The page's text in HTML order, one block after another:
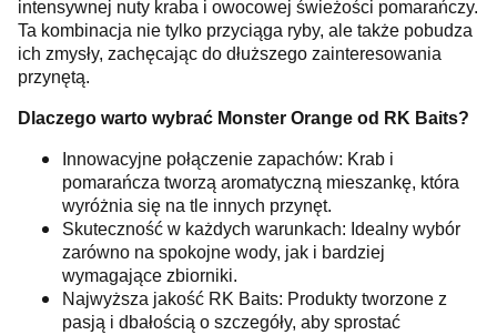
intensywnej nuty kraba i owocowej świeżości pomarańczy.
Ta kombinacja nie tylko przyciąga ryby, ale także pobudza
ich zmysły, zachęcając do dłuższego zainteresowania
przynętą.
Dlaczego warto wybrać Monster Orange od RK Baits?
Innowacyjne połączenie zapachów: Krab i
pomarańcza tworzą aromatyczną mieszankę, która
wyróżnia się na tle innych przynęt.
Skuteczność w każdych warunkach: Idealny wybór
zarówno na spokojne wody, jak i bardziej
wymagające zbiorniki.
Najwyższa jakość RK Baits: Produkty tworzone z
pasją i dbałością o szczegóły, aby sprostać